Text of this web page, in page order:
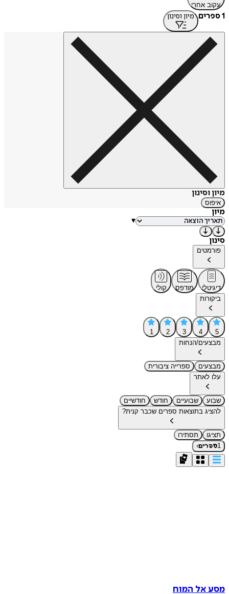
עקוב אחרי
1 ספרים מיון וסינון
מיון וסינון
איפוס
מיון
▾
סינון
פורמטים
דיגיטלי מודפס
קולי
ביקורות
5
4
3
2
1
מבצעים/הנחות
מבצעים
ספרייה ציבורית
עלו לאתר
שבוע שבועיים חודש
חודשיים
להציג בתוצאות ספרים שכבר קנית?
תציגו
תסתירו
1ספרים›
מסע אל המוח